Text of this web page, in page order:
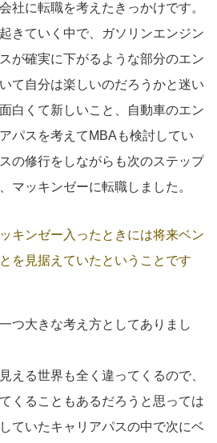
社に転職を考えたきっかけです。
きていく中で、ガソリンエンジン
が確実に下がるような部分のエン
て自分は楽しいのだろうかと迷い
白くて新しいこと、自動車のエン
パスを考えてMBAも検討してい
の修行をしながらも次のステップ
マッキンゼーに転職しました。
キンゼー入ったときには将来ベン
を見据えていたということです
つ大きな考え方としてありまし
える世界も全く違ってくるので、
くることもあるだろうと思っては
ていたキャリアパスの中で次にベ